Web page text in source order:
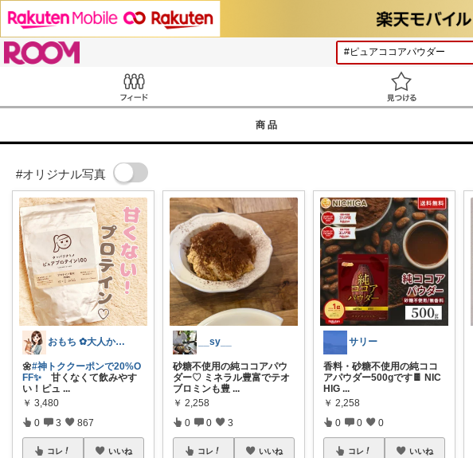
商品
#オリジナル写真
おもち ✿大人かわいい×暮らし
🌼#神トククーポンで20%O
FF✨ 甘くなくて飲みやす
い！ピュ ...
￥ 3,480
0 3 867
コレ いいね
__sy__
砂糖不使用の純ココアパウ
ダー♡ ミネラル豊富でテオ
ブロミンも豊 ...
￥ 2,258
0 0 3
コレ いいね
サリー
香料・砂糖不使用の純ココ
アパウダー500gです🍫 NIC
HIG ...
￥ 2,258
0 0 0
コレ いいね